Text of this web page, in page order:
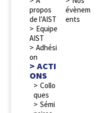
propos
de l’AIST
Equipe
AIST
Adhési
on
ACTI
ONS
Collo
ques
Sémi
évènem
ents